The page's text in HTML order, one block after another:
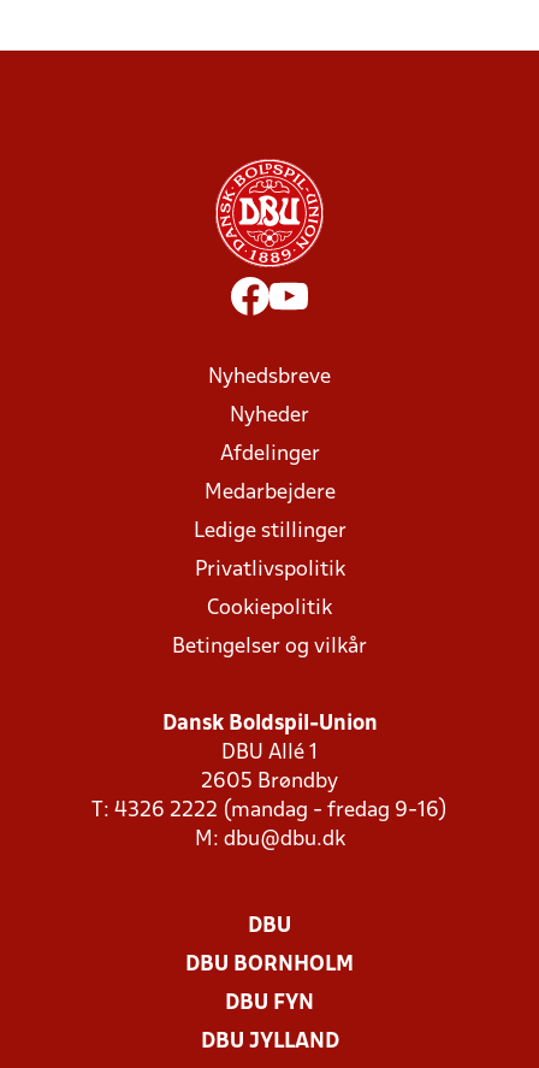
Nyhedsbreve
Nyheder
Afdelinger
Medarbejdere
Ledige stillinger
Privatlivspolitik
Cookiepolitik
Betingelser og vilkår
Dansk Boldspil-Union
DBU Allé 1
2605 Brøndby
T: 4326 2222 (mandag - fredag 9-16)
M: dbu@dbu.dk
DBU
DBU BORNHOLM
DBU FYN
DBU JYLLAND